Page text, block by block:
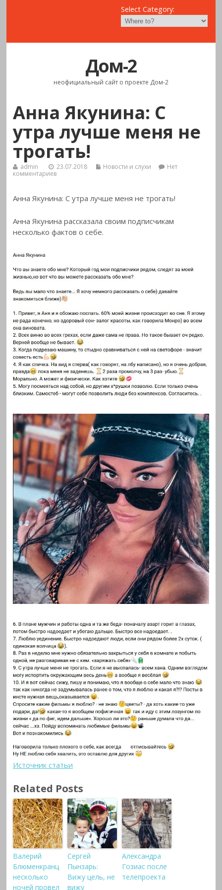
Select Category:
Дом-2
неофициальный сайт о проекте Дом-2
Анна Якунина: С
утра лучше меня не
трогать!
admin 23.07.2018 Новости и слухи
Нет
комментариев
Анна Якунина: С утра лучше меня не трогать!
Анна Якунина рассказала своим подписчикам
несколько фактов осебе.
Источник статьи
Related Posts
Валерий
Блюменкранц
несколько
ночей провел
Сергей
Пынзарь:
Вижу цель, не
вижу
Александра
Гозиас после
телепроекта